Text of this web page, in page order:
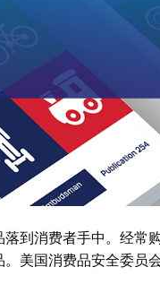
到消费者手中。经
美国消费品安全委